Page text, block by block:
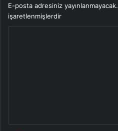
E-posta adresiniz yayınlanmayacak.
işaretlenmişlerdir